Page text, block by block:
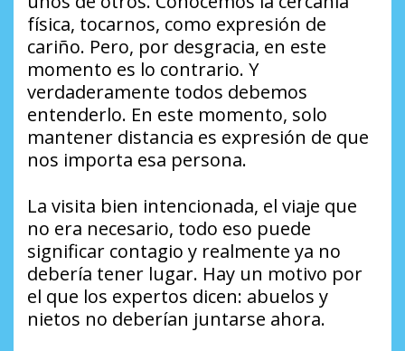
física, tocarnos, como expresión de
cariño. Pero, por desgracia, en este
momento es lo contrario. Y
verdaderamente todos debemos
entenderlo. En este momento, solo
mantener distancia es expresión de que
nos importa esa persona.
La visita bien intencionada, el viaje que
no era necesario, todo eso puede
significar contagio y realmente ya no
debería tener lugar. Hay un motivo por
el que los expertos dicen: abuelos y
nietos no deberían juntarse ahora.